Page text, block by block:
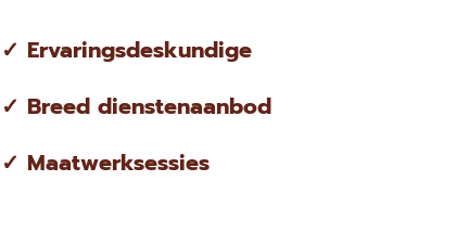
✓ Ervaringsdeskundige
✓ Breed dienstenaanbod
✓ Maatwerksessies